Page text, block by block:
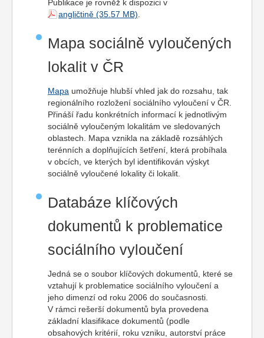
Publikace je rovněž k dispozici v
angličtině
Mapa sociálně vyloučených
lokalit v ČR
Mapa umožňuje hlubší vhled jak do rozsahu, tak
regionálního rozložení sociálního vyloučení v ČR.
Přináší řadu konkrétních informací k jednotlivým
sociálně vyloučeným lokalitám ve sledovaných
oblastech. Mapa vznikla na základě rozsáhlých
terénních a doplňujících šetření, která probíhala
v obcích, ve kterých byl identifikován výskyt
sociálně vyloučené lokality či lokalit.
Databáze klíčových
dokumentů k problematice
sociálního vyloučení
Jedná se o soubor klíčových dokumentů, které se
vztahují k problematice sociálního vyloučení a
jeho dimenzí od roku 2006 do současnosti.
V rámci rešerší dokumentů byla provedena
základní klasifikace dokumentů (podle
obsahových kritérií, roku vzniku, autorství práce